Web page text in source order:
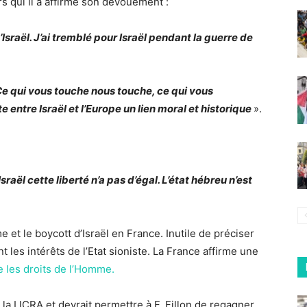
J’ai tremblé pour Israël pendant la guerre de
qui vous touche nous touche, ce qui vous
entre Israël et l’Europe un lien moral et historique ».
cette liberté n’a pas d’égal. L’état hébreu n’est
et le boycott d’Israël en France. Inutile de préciser
les intérêts de l’Etat sioniste. La France affirme une
les droits de l’Homme.